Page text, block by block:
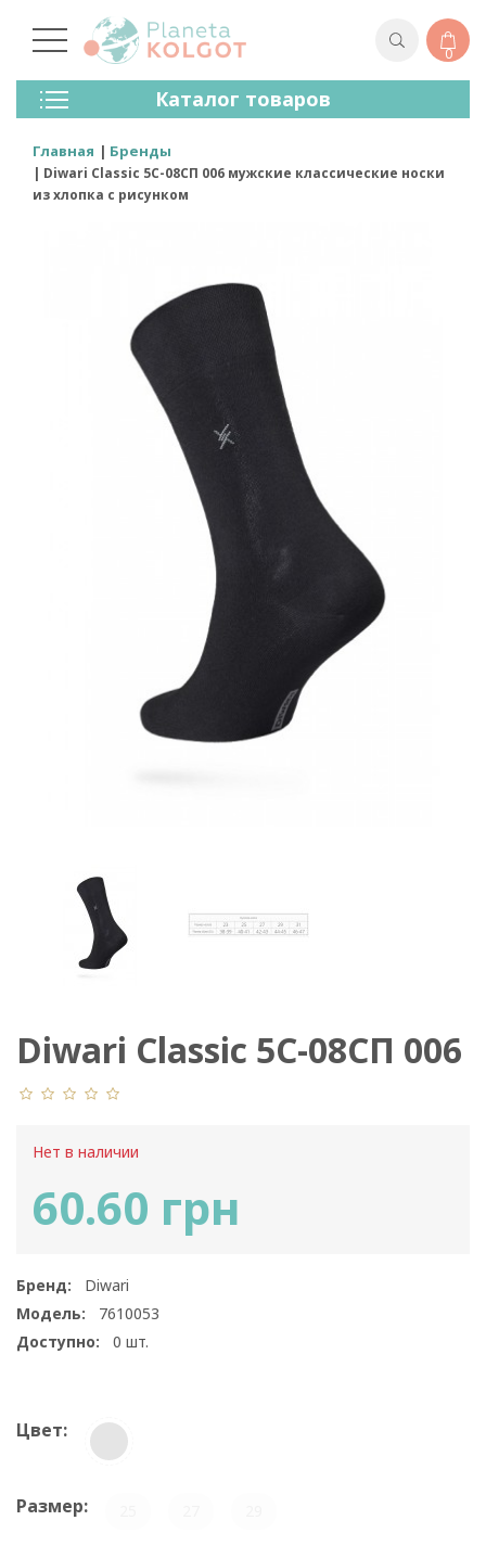
0
Каталог товаров
Колготки
Чулки
Лосины (леггинсы)
Носки И Гольфы
Главная Бренды
Diwari Classic 5С-08СП 006 мужские классические носки
из хлопка с рисунком
Diwari Classic 5С-08СП 006
Нет в наличии
60.60 грн
Бренд:
Diwari
Модель:
7610053
Доступно:
0 шт.
Цвет:
Размер: